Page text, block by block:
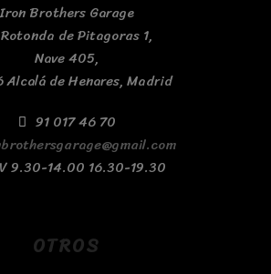
Iron Brothers Garage
de Pitagoras 1,
Nave 405,
Alcalá de Henares, Madrid
91 017 46 70
9.30-14.00 16.30-19.30
OTROS